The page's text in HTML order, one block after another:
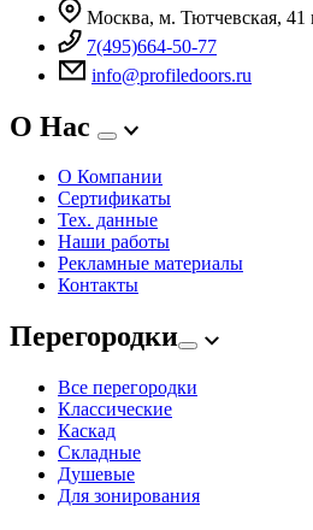
Москва, м. Тютчевская,
7(495)664-50-77
info@profiledoors.ru
О Нас
О Компании
Сертификаты
Тех. данные
Наши работы
Рекламные материалы
Контакты
Перегородки
Все перегородки
Классические
Каскад
Складные
Душевые
Для зонирования